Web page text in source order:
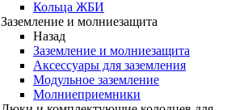
Кольца ЖБИ
Заземление и молниезащита
Назад
Заземление и молниезащита
Аксессуары для заземления
Модульное заземление
Молниеприемники